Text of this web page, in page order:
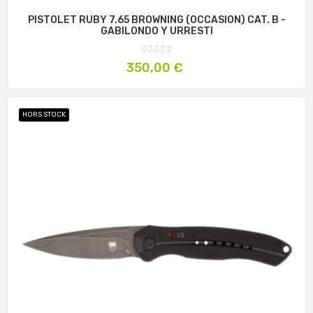
PISTOLET RUBY 7.65 BROWNING (OCCASION) CAT. B -
GABILONDO Y URRESTI
Prix
350,00 €
HORS STOCK